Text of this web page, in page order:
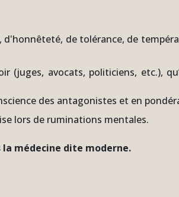
de tolérance, de
avocats, politiciens, etc.),
des antagonistes et en
lors de ruminations mentales.
médecine dite moderne.